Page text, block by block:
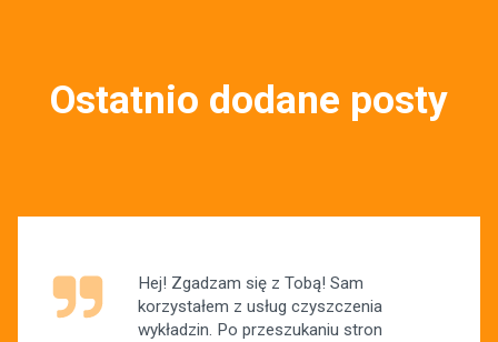
Ostatnio dodane posty
Hej! Zgadzam się z Tobą! Sam
korzystałem z usług czyszczenia
wykładzin. Po przeszukaniu stron